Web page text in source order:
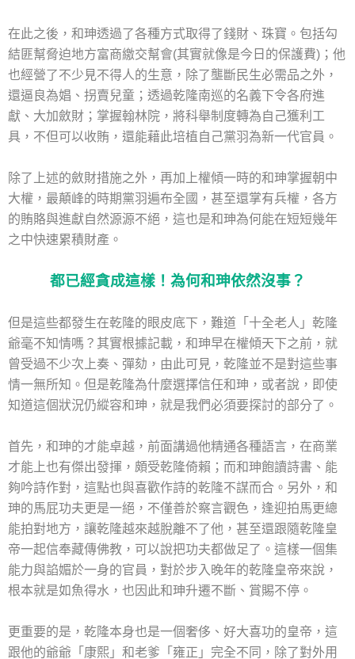
在此之後，和珅透過了各種方式取得了錢財、珠寶。包括勾
結匪幫脅迫地方富商繳交幫會(其實就像是今日的保護費)；他
也經營了不少見不得人的生意，除了壟斷民生必需品之外，
還逼良為娼、拐賣兒童；透過乾隆南巡的名義下令各府進
獻、大加斂財；掌握翰林院，將科舉制度轉為自己獲利工
具，不但可以收賄，還能藉此培植自己黨羽為新一代官員。
除了上述的斂財措施之外，再加上權傾一時的和珅掌握朝中
大權，最顛峰的時期黨羽遍布全國，甚至還掌有兵權，各方
的賄賂與進獻自然源源不絕，這也是和珅為何能在短短幾年
之中快速累積財產。
都已經貪成這樣！為何和珅依然沒事？
但是這些都發生在乾隆的眼皮底下，難道「十全老人」乾隆
爺毫不知情嗎？其實根據記載，和珅早在權傾天下之前，就
曾受過不少次上奏、彈劾，由此可見，乾隆並不是對這些事
情一無所知。但是乾隆為什麼選擇信任和珅，或者說，即使
知道這個狀況仍縱容和珅，就是我們必須要探討的部分了。
首先，和珅的才能卓越，前面講過他精通各種語言，在商業
才能上也有傑出發揮，頗受乾隆倚賴；而和珅飽讀詩書、能
夠吟詩作對，這點也與喜歡作詩的乾隆不謀而合。另外，和
珅的馬屁功夫更是一絕，不僅善於察言觀色，逢迎拍馬更總
能拍對地方，讓乾隆越來越脫離不了他，甚至還跟隨乾隆皇
帝一起信奉藏傳佛教，可以說把功夫都做足了。這樣一個集
能力與諂媚於一身的官員，對於步入晚年的乾隆皇帝來說，
根本就是如魚得水，也因此和珅升遷不斷、賞賜不停。
更重要的是，乾隆本身也是一個奢侈、好大喜功的皇帝，這
跟他的爺爺「康熙」和老爹「雍正」完全不同，除了對外用